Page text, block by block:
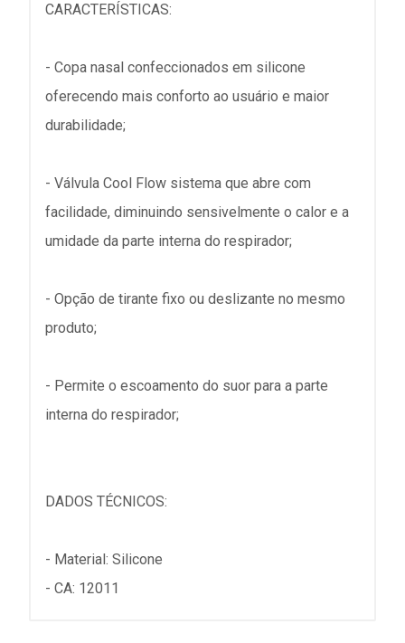
CARACTERÍSTICAS:
- Copa nasal confeccionados em silicone
oferecendo mais conforto ao usuário e maior
durabilidade;
- Válvula Cool Flow sistema que abre com
facilidade, diminuindo sensivelmente o calor e a
umidade da parte interna do respirador;
- Opção de tirante fixo ou deslizante no mesmo
produto;
- Permite o escoamento do suor para a parte
interna do respirador;
DADOS TÉCNICOS:
- Material: Silicone
- CA: 12011